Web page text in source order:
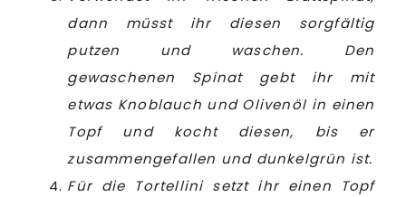
dann müsst ihr diesen sorgfältig
putzen und waschen. Den
gewaschenen Spinat gebt ihr mit
etwas Knoblauch und Olivenöl in einen
Topf und kocht diesen, bis er
zusammengefallen und dunkelgrün ist.
Für die Tortellini setzt ihr einen Topf